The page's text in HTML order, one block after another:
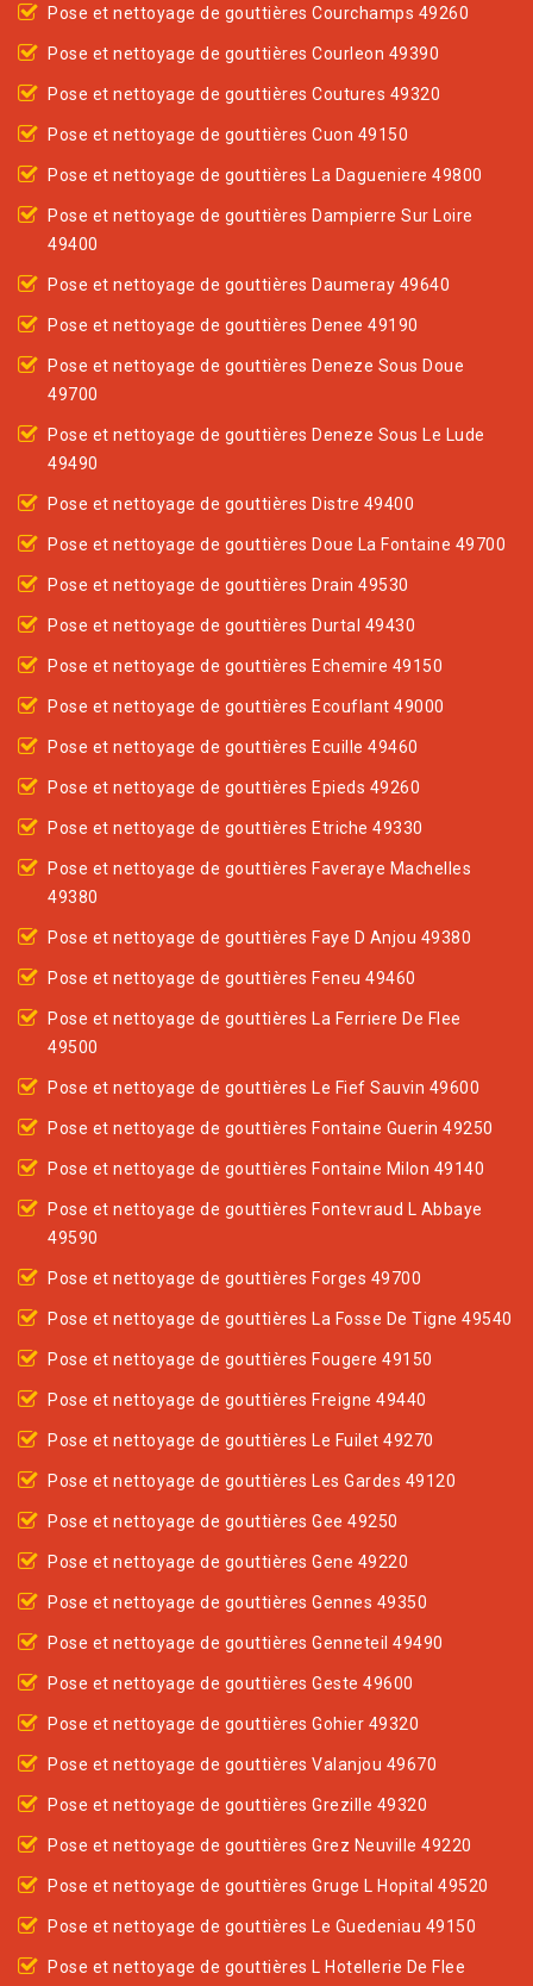
Pose et nettoyage de gouttières Courchamps 49260
Pose et nettoyage de gouttières Courleon 49390
Pose et nettoyage de gouttières Coutures 49320
Pose et nettoyage de gouttières Cuon 49150
Pose et nettoyage de gouttières La Dagueniere 49800
Pose et nettoyage de gouttières Dampierre Sur Loire
49400
Pose et nettoyage de gouttières Daumeray 49640
Pose et nettoyage de gouttières Denee 49190
Pose et nettoyage de gouttières Deneze Sous Doue
49700
Pose et nettoyage de gouttières Deneze Sous Le Lude
49490
Pose et nettoyage de gouttières Distre 49400
Pose et nettoyage de gouttières Doue La Fontaine 49700
Pose et nettoyage de gouttières Drain 49530
Pose et nettoyage de gouttières Durtal 49430
Pose et nettoyage de gouttières Echemire 49150
Pose et nettoyage de gouttières Ecouflant 49000
Pose et nettoyage de gouttières Ecuille 49460
Pose et nettoyage de gouttières Epieds 49260
Pose et nettoyage de gouttières Etriche 49330
Pose et nettoyage de gouttières Faveraye Machelles
49380
Pose et nettoyage de gouttières Faye D Anjou 49380
Pose et nettoyage de gouttières Feneu 49460
Pose et nettoyage de gouttières La Ferriere De Flee
49500
Pose et nettoyage de gouttières Le Fief Sauvin 49600
Pose et nettoyage de gouttières Fontaine Guerin 49250
Pose et nettoyage de gouttières Fontaine Milon 49140
Pose et nettoyage de gouttières Fontevraud L Abbaye
49590
Pose et nettoyage de gouttières Forges 49700
Pose et nettoyage de gouttières La Fosse De Tigne 49540
Pose et nettoyage de gouttières Fougere 49150
Pose et nettoyage de gouttières Freigne 49440
Pose et nettoyage de gouttières Le Fuilet 49270
Pose et nettoyage de gouttières Les Gardes 49120
Pose et nettoyage de gouttières Gee 49250
Pose et nettoyage de gouttières Gene 49220
Pose et nettoyage de gouttières Gennes 49350
Pose et nettoyage de gouttières Genneteil 49490
Pose et nettoyage de gouttières Geste 49600
Pose et nettoyage de gouttières Gohier 49320
Pose et nettoyage de gouttières Valanjou 49670
Pose et nettoyage de gouttières Grezille 49320
Pose et nettoyage de gouttières Grez Neuville 49220
Pose et nettoyage de gouttières Gruge L Hopital 49520
Pose et nettoyage de gouttières Le Guedeniau 49150
Pose et nettoyage de gouttières L Hotellerie De Flee